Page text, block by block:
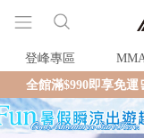
登峰專區
免運🛒現貨商品2個工